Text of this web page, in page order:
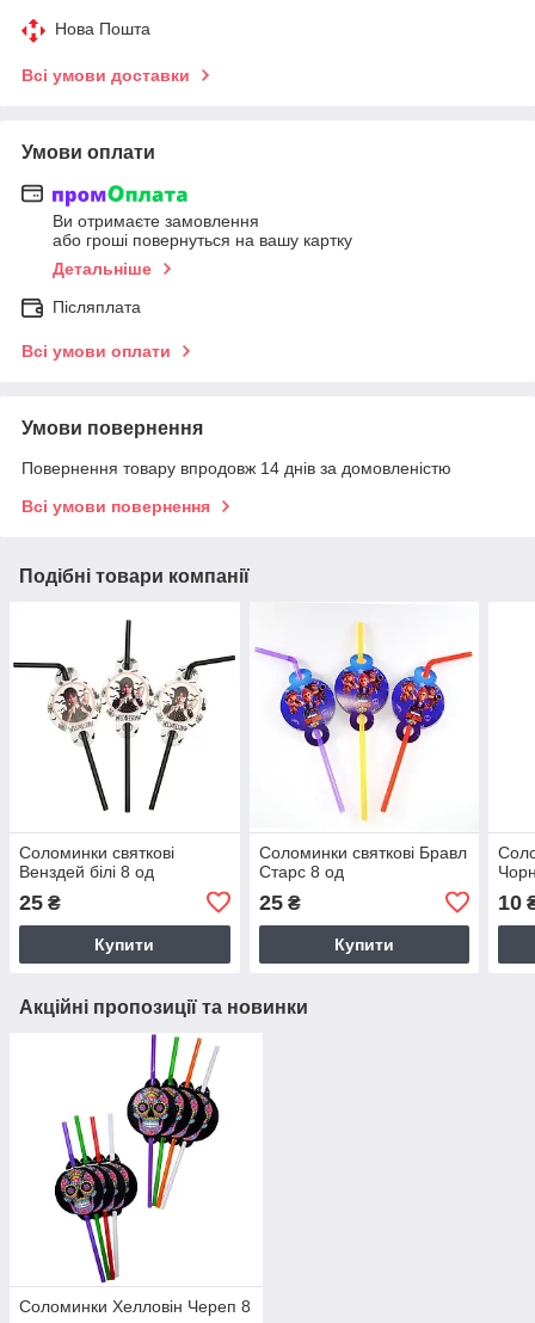
Нова Пошта
Всі умови доставки
Умови оплати
Ви отримаєте замовлення
або гроші повернуться на вашу картку
Детальніше
Післяплата
Всі умови оплати
Умови повернення
Повернення товару впродовж 14 днів за домовленістю
Всі умови повернення
Подібні товари компанії
Соломинки святкові
Венздей білі 8 од
25 ₴
Купити
Соломинки святкові Бравл
Старс 8 од
25₴
Купити
10
Акційні пропозиції та новинки
Соломинки Хелловін Череп 8